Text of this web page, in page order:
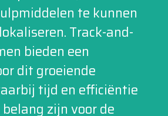
te kunnen
Track-and-
bieden een
dit groeiende
tijd en efficiëntie
zijn voor de